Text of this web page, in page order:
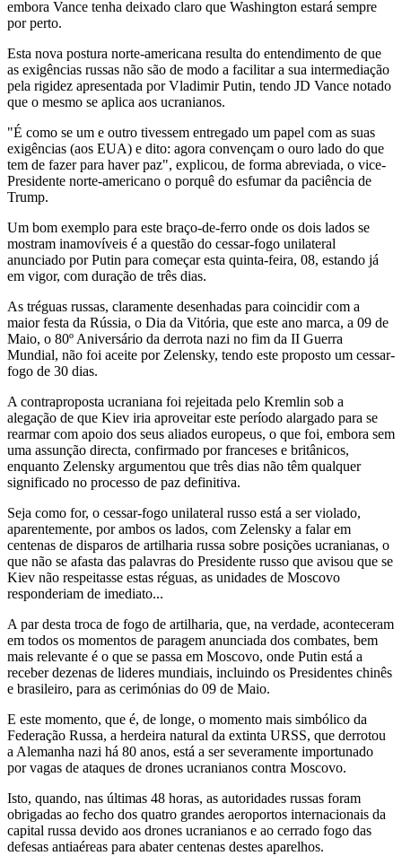
embora Vance tenha deixado claro que Washington estará sempre
por perto.
Esta nova postura norte-americana resulta do entendimento de que
as exigências russas não são de modo a facilitar a sua intermediação
pela rigidez apresentada por Vladimir Putin, tendo JD Vance notado
que o mesmo se aplica aos ucranianos.
"É como se um e outro tivessem entregado um papel com as suas
exigências (aos EUA) e dito: agora convençam o ouro lado do que
tem de fazer para haver paz", explicou, de forma abreviada, o vice-
Presidente norte-americano o porquê do esfumar da paciência de
Trump.
Um bom exemplo para este braço-de-ferro onde os dois lados se
mostram inamovíveis é a questão do cessar-fogo unilateral
anunciado por Putin para começar esta quinta-feira, 08, estando já
em vigor, com duração de três dias.
As tréguas russas, claramente desenhadas para coincidir com a
maior festa da Rússia, o Dia da Vitória, que este ano marca, a 09 de
Maio, o 80º Aniversário da derrota nazi no fim da II Guerra
Mundial, não foi aceite por Zelensky, tendo este proposto um cessar-
fogo de 30 dias.
A contraproposta ucraniana foi rejeitada pelo Kremlin sob a
alegação de que Kiev iria aproveitar este período alargado para se
rearmar com apoio dos seus aliados europeus, o que foi, embora sem
uma assunção directa, confirmado por franceses e britânicos,
enquanto Zelensky argumentou que três dias não têm qualquer
significado no processo de paz definitiva.
Seja como for, o cessar-fogo unilateral russo está a ser violado,
aparentemente, por ambos os lados, com Zelensky a falar em
centenas de disparos de artilharia russa sobre posições ucranianas, o
que não se afasta das palavras do Presidente russo que avisou que se
Kiev não respeitasse estas réguas, as unidades de Moscovo
responderiam de imediato...
A par desta troca de fogo de artilharia, que, na verdade, aconteceram
em todos os momentos de paragem anunciada dos combates, bem
mais relevante é o que se passa em Moscovo, onde Putin está a
receber dezenas de lideres mundiais, incluindo os Presidentes chinês
e brasileiro, para as cerimónias do 09 de Maio.
E este momento, que é, de longe, o momento mais simbólico da
Federação Russa, a herdeira natural da extinta URSS, que derrotou
a Alemanha nazi há 80 anos, está a ser severamente importunado
por vagas de ataques de drones ucranianos contra Moscovo.
Isto, quando, nas últimas 48 horas, as autoridades russas foram
obrigadas ao fecho dos quatro grandes aeroportos internacionais da
capital russa devido aos drones ucranianos e ao cerrado fogo das
defesas antiaéreas para abater centenas destes aparelhos.